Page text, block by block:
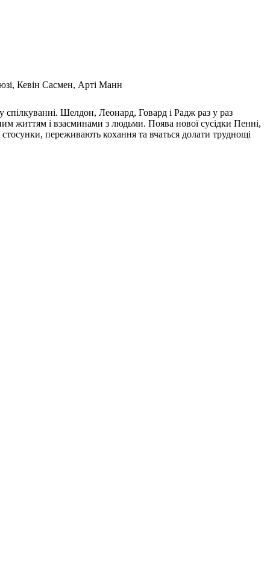
Кевін Сасмен, Арті Манн
спілкуванні. Шелдон, Леонард, Говард і Радж раз у раз
життям і взаєминами з людьми. Поява нової сусідки Пенні,
стосунки, переживають кохання та вчаться долати труднощі